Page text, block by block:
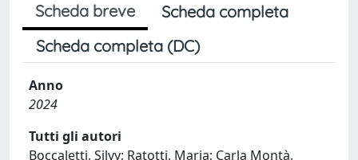
Scheda breve
Scheda completa
Scheda completa (DC)
Anno
2024
Tutti gli autori
Boccaletti, Silvy; Ratotti, Maria; Carla Montà,